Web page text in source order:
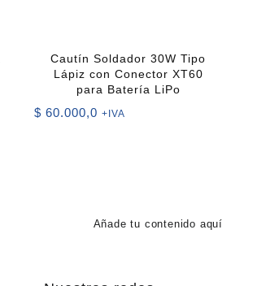
Cautín Soldador 30W Tipo
Lápiz con Conector XT60
para Batería LiPo
$ 60.000,0 +IVA
Añade tu contenido aquí